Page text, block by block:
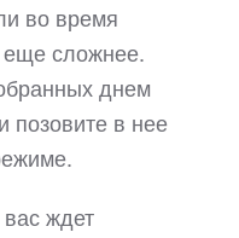
во время
еще сложнее.
днем
позовите в нее
ждет